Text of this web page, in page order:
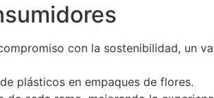
con la sostenibilidad, un
plásticos en empaques de flores.